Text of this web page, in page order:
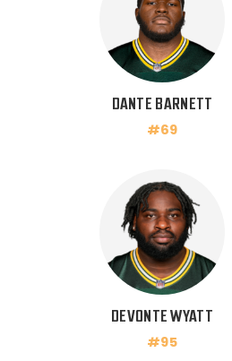
DANTE BARNETT
#69
DEVONTE WYATT
#95